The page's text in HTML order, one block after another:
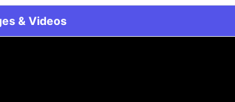
& Videos